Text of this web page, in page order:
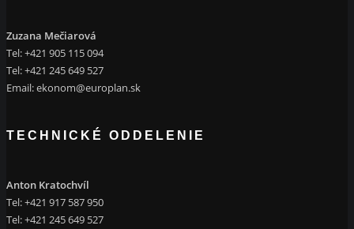
Zuzana Mečiarová
Tel: +421 905 115 094
Tel: +421 245 649 527
Email:ekonom@europlan.sk
TECHNICKÉ ODDELENIE
Anton Kratochvíl
Tel: +421 917 587 950
Tel: +421 245 649 527